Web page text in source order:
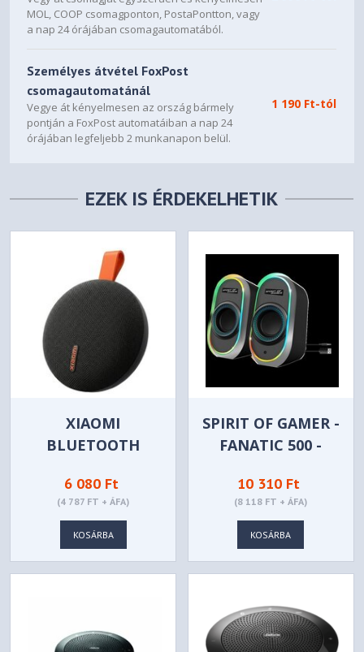
MOL, COOP csomagponton, PostaPontton, vagy
a nap 24 órájában csomagautomatából.
Személyes átvétel FoxPost
csomagautomatánál
Vegye át kényelmesen az ország bármely
pontján a FoxPost automatáiban a nap 24
órájában legfeljebb 2 munkanapon belül.
1 190 Ft-tól
EZEK IS ÉRDEKELHETIK
XIAOMI
BLUETOOTH
ESSENTIAL BLACK
- FEKETE -
QBH4329GL
6 080 Ft
(4 787 FT + ÁFA)
KOSÁRBA
SPIRIT OF GAMER -
FANATIC 500 -
BK
10 310 Ft
(8 118 FT + ÁFA)
KOSÁRBA